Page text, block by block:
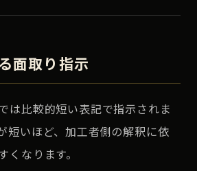
面取り指示
は比較的短い表記で指示されま
短いほど、加工者側の解釈に依
くなります。